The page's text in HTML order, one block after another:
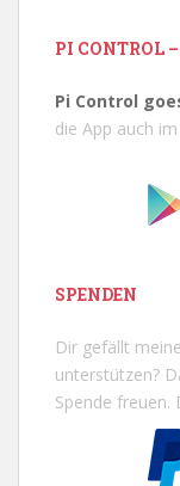
PI CONTROL
Pi Control
die App auch
SPENDEN
Dir gefällt
unterstützen?
Spende freuen.